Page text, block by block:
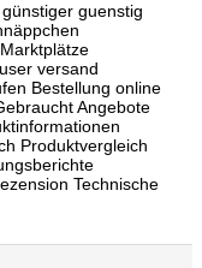
guenstig
versand
Bestellung online
Angebote
Produktvergleich
Technische